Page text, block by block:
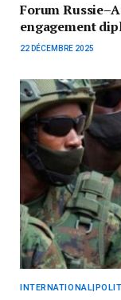
Forum
engagement
22 DÉCEMBRE 2025